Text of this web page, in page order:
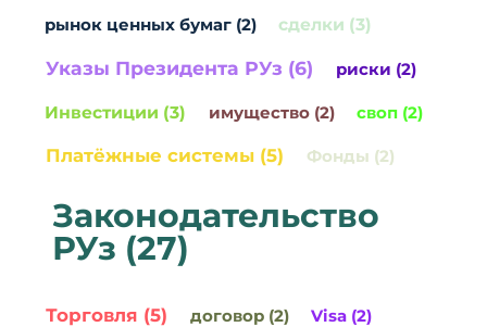
рынок ценных бумаг (2) сделки (3)
Указы Президента РУз (6) риски (2)
Инвестиции (3) имущество (2) своп (2)
Платёжные системы (5) Фонды (2)
Законодательство
РУз (27)
Торговля (5) договор (2) Visa (2)